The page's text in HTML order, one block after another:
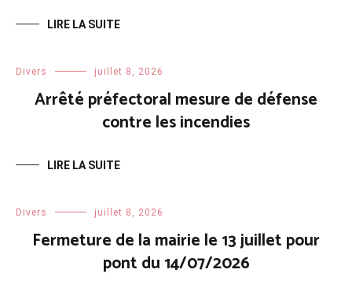
LIRE LA SUITE
Divers juillet 8, 2026
Arrêté préfectoral mesure de défense
contre les incendies
LIRE LA SUITE
Divers juillet 8, 2026
Fermeture de la mairie le 13 juillet pour
pont du 14/07/2026